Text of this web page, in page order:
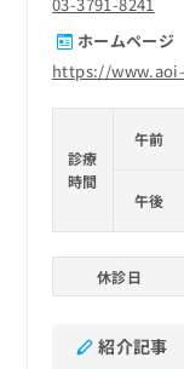
ホームページ
https://
診療
時間
午前
午後
休診日
紹介記事